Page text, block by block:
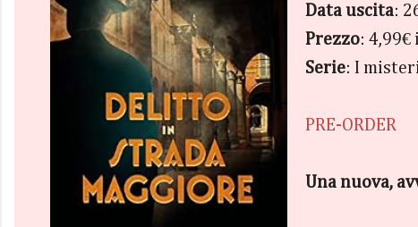
Data uscita:
Prezzo: 4,99€
Serie: I
PRE-ORDER
Una nuova,